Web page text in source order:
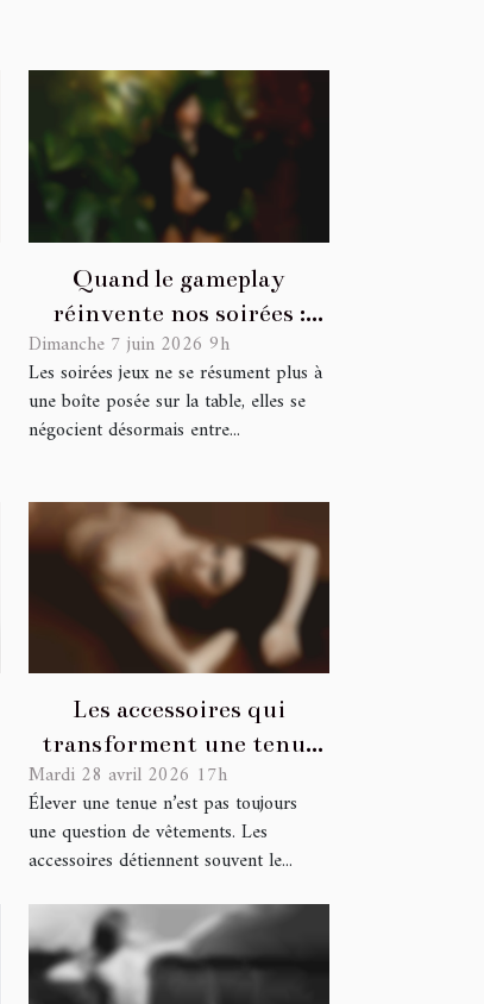
Quand le gameplay
réinvente nos soirées :
analyse d'une révolution
ludique
Dimanche 7 juin 2026 9h
Les soirées jeux ne se résument plus à
une boîte posée sur la table, elles se
négocient désormais entre...
Les accessoires qui
transforment une tenue
et votre mood en un clin
d’œil
Mardi 28 avril 2026 17h
Élever une tenue n’est pas toujours
une question de vêtements. Les
accessoires détiennent souvent le...